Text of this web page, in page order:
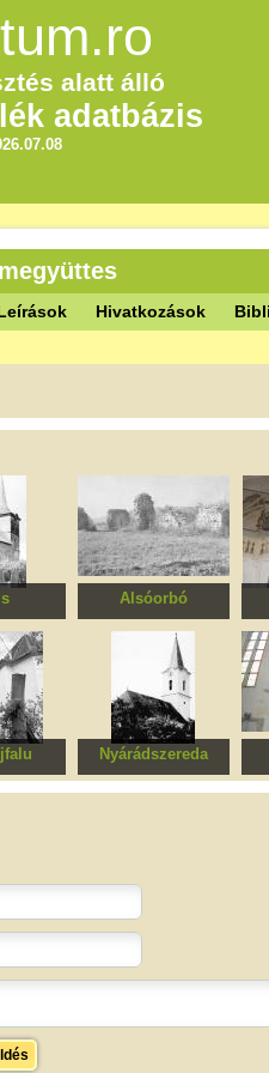
alatt álló
adatbázis
Hivatkozások
Alsóorbó
Római katolikus
templom (romok)
Nyárádszereda
Református templom